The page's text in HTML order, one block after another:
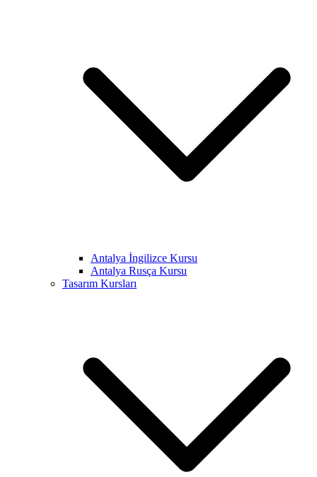
Antalya İngilizce Kursu
Antalya Rusça Kursu
Tasarım Kursları